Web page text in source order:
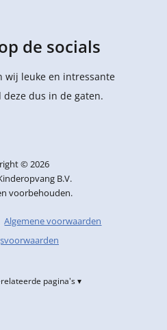
de socials
wij leuke en intressante
dus in de gaten.
© 2026
B.V.
voorbehouden.
Algemene voorwaarden
pagina's